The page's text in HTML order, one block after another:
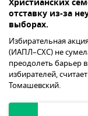
Христианских
отставку из-за
выборах.
Избирательная
(ИАПЛ–СХС) не
преодолеть барьер
избирателей,
Томашевский.